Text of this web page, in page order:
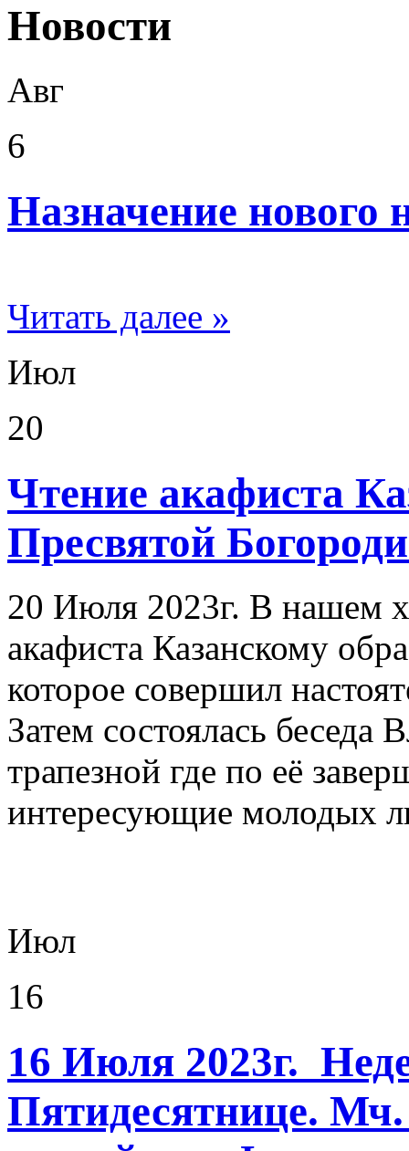
Новости
Авг
6
Назначение нового
Читать далее »
Июл
20
Чтение акафиста
Пресвятой
20 Июля 2023г. В нашем
акафиста Казанскому
которое совершил
Затем состоялась
трапезной где по её
интересующие молодых
Июл
16
16 Июля 2023г.
Пятидесятнице.